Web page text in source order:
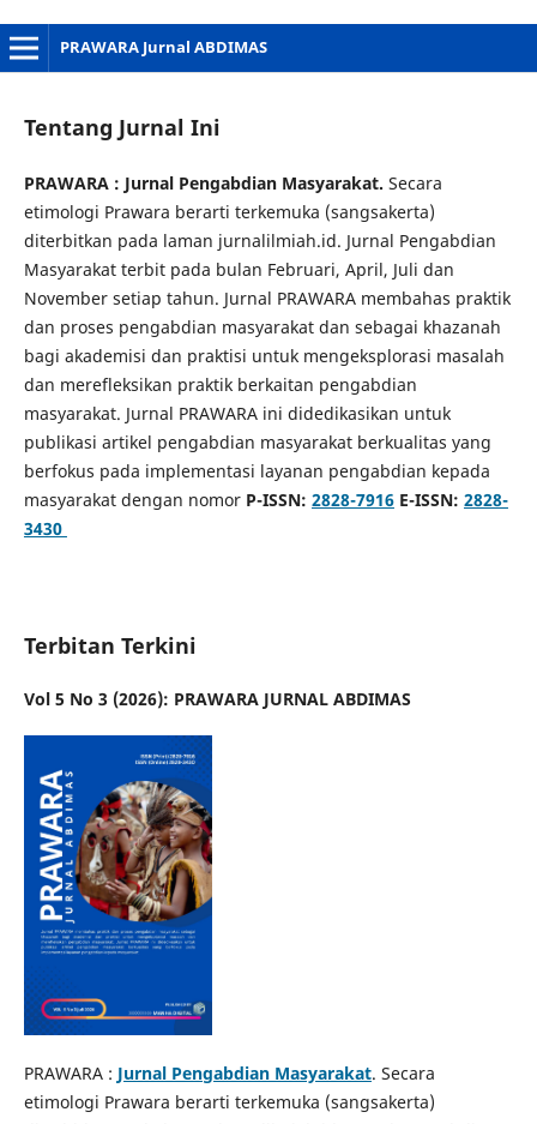
PRAWARA Jurnal ABDIMAS
Tentang Jurnal Ini
PRAWARA : Jurnal Pengabdian Masyarakat. Secara
etimologi Prawara berarti terkemuka (sangsakerta)
diterbitkan pada laman jurnalilmiah.id. Jurnal Pengabdian
Masyarakat terbit pada bulan Februari, April, Juli dan
November setiap tahun. Jurnal PRAWARA membahas praktik
dan proses pengabdian masyarakat dan sebagai khazanah
bagi akademisi dan praktisi untuk mengeksplorasi masalah
dan merefleksikan praktik berkaitan pengabdian
masyarakat. Jurnal PRAWARA ini didedikasikan untuk
publikasi artikel pengabdian masyarakat berkualitas yang
berfokus pada implementasi layanan pengabdian kepada
masyarakat dengan nomor P-ISSN: 2828-7916 E-ISSN: 2828-
3430
Terbitan Terkini
Vol 5 No 3 (2026): PRAWARA JURNAL ABDIMAS
PRAWARA : Jurnal Pengabdian Masyarakat. Secara
etimologi Prawara berarti terkemuka (sangsakerta)